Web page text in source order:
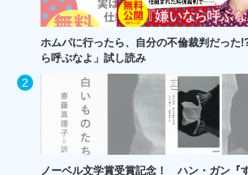
ホムパに行ったら、自分の不倫裁判だっ
ら呼ぶなよ」試し読み
ノーベル文学賞受賞記念！ ハン・ガン『